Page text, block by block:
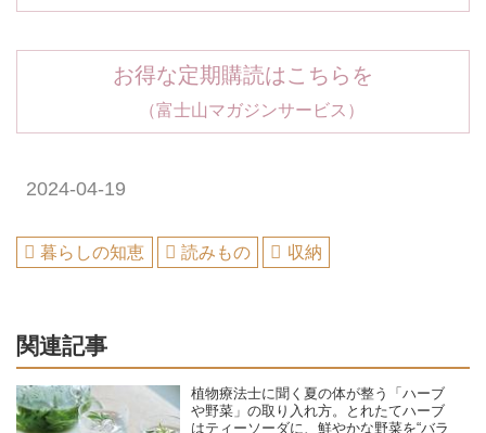
お得な定期購読はこちらを
（富士山マガジンサービス）
2024-04-19
暮らしの知恵 読みもの 収納
関連記事
植物療法士に聞く夏の体が整う「ハーブ
や野菜」の取り入れ方。とれたてハーブ
はティーソーダに、鮮やかな野菜を“バラ